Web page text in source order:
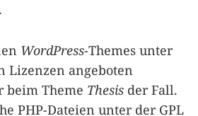
WordPress-Themes unter
Lizenzen angeboten
beim Theme Thesis der Fall.
PHP-Dateien unter der GPL